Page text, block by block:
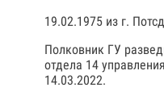
19.02.1975 из г.
Полковник ГУ
отдела 14
14.03.2022.